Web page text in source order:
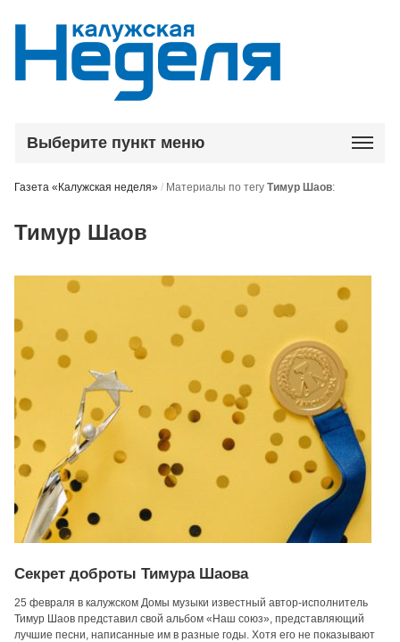
Выберите пункт меню
Газета «Калужская неделя» / Материалы по тегуТимур Шаов:
Тимур Шаов
Секрет доброты Тимура Шаова
25 февраля в калужском Домы музыки известный автор-исполнитель
Тимур Шаов представил свой альбом «Наш союз», представляющий
лучшие песни, написанные им в разные годы. Хотя его не показывают